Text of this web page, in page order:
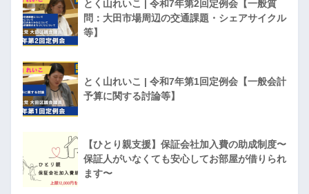
とく山れいこ | 令和7年第2回定例会【一般質
問：大田市場周辺の交通課題・シェアサイクル
等】
とく山れいこ | 令和7年第1回定例会【一般会計
予算に関する討論等】
【ひとり親支援】保証会社加入費の助成制度〜
保証人がいなくても安心してお部屋が借りられ
ます〜